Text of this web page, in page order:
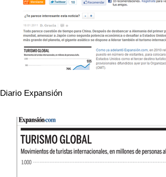
Diario Expansión